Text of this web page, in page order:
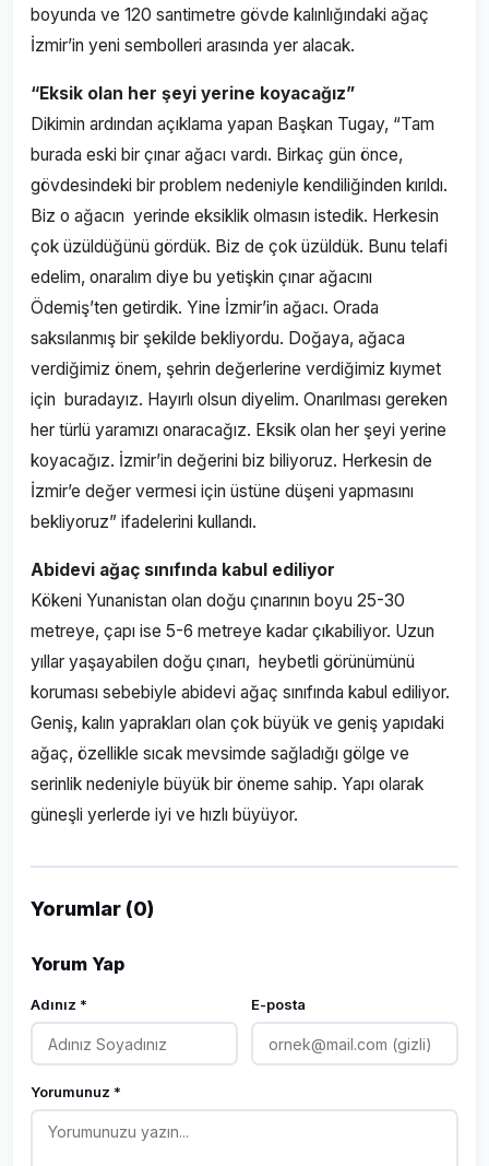
boyunda ve 120 santimetre gövde kalınlığındaki ağaç
İzmir’in yeni sembolleri arasında yer alacak.
“Eksik olan her şeyi yerine koyacağız”
Dikimin ardından açıklama yapan Başkan Tugay, “Tam
burada eski bir çınar ağacı vardı. Birkaç gün önce,
gövdesindeki bir problem nedeniyle kendiliğinden kırıldı.
Biz o ağacın yerinde eksiklik olmasın istedik. Herkesin
çok üzüldüğünü gördük. Biz de çok üzüldük. Bunu telafi
edelim, onaralım diye bu yetişkin çınar ağacını
Ödemiş’ten getirdik. Yine İzmir’in ağacı. Orada
saksılanmış bir şekilde bekliyordu. Doğaya, ağaca
verdiğimiz önem, şehrin değerlerine verdiğimiz kıymet
için buradayız. Hayırlı olsun diyelim. Onarılması gereken
her türlü yaramızı onaracağız. Eksik olan her şeyi yerine
koyacağız. İzmir’in değerini biz biliyoruz. Herkesin de
İzmir’e değer vermesi için üstüne düşeni yapmasını
bekliyoruz” ifadelerini kullandı.
Abidevi ağaç sınıfında kabul ediliyor
Kökeni Yunanistan olan doğu çınarının boyu 25-30
metreye, çapı ise 5-6 metreye kadar çıkabiliyor. Uzun
yıllar yaşayabilen doğu çınarı, heybetli görünümünü
koruması sebebiyle abidevi ağaç sınıfında kabul ediliyor.
Geniş, kalın yaprakları olan çok büyük ve geniş yapıdaki
ağaç, özellikle sıcak mevsimde sağladığı gölge ve
serinlik nedeniyle büyük bir öneme sahip. Yapı olarak
güneşli yerlerde iyi ve hızlı büyüyor.
Yorumlar (0)
Yorum Yap
Adınız * E-posta
Yorumunuz *